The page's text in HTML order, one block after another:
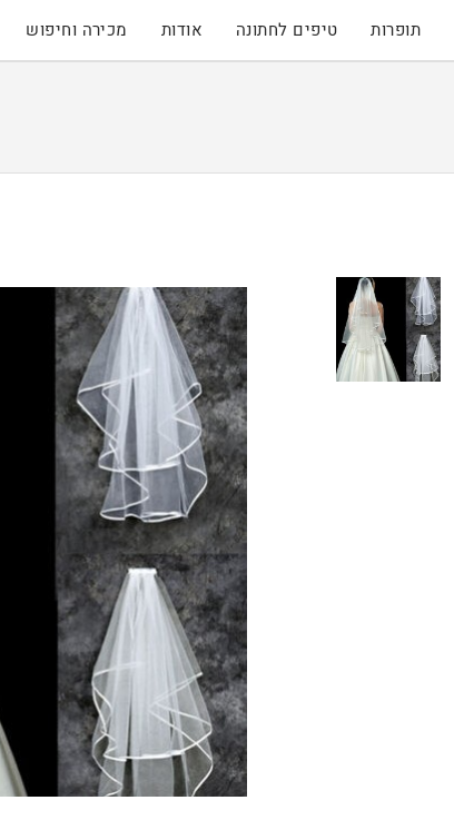
תופרות טיפים לחתונה אודות מכירה וחיפוש